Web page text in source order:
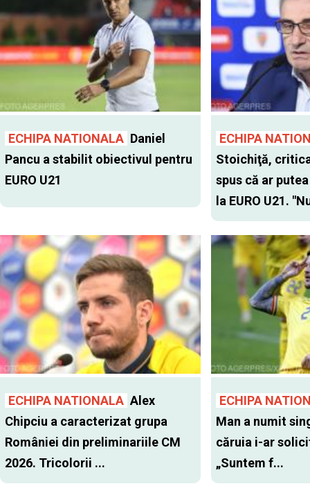
ECHIPA NATIONALA Daniel
Pancu a stabilit obiectivul pentru
EURO U21
ECHIPA
Stoichiţă,
spus că ar
la EURO U21.
ECHIPA NATIONALA Alex
Chipciu a caracterizat grupa
României din preliminariile CM
2026. Tricolorii ...
ECHIPA
Man a numit
căruia i-ar
„Suntem f...